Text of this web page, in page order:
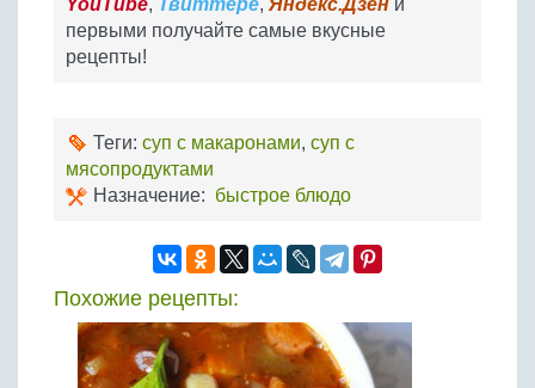
YouTube, Твиттере, Яндекс.Дзен и
первыми получайте самые вкусные
рецепты!
Теги: суп с макаронами, суп с
мясопродуктами
Назначение: быстрое блюдо
Похожие рецепты: